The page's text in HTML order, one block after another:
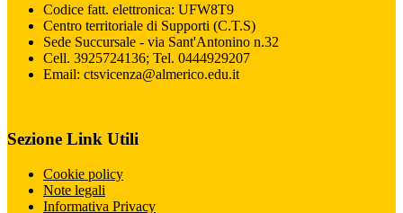
Codice fatt. elettronica: UFW8T9
Centro territoriale di Supporti (C.T.S)
Sede Succursale - via Sant'Antonino n.32
Cell. 3925724136; Tel. 0444929207
Email: ctsvicenza@almerico.edu.it
Sezione Link Utili
Cookie policy
Note legali
Informativa Privacy